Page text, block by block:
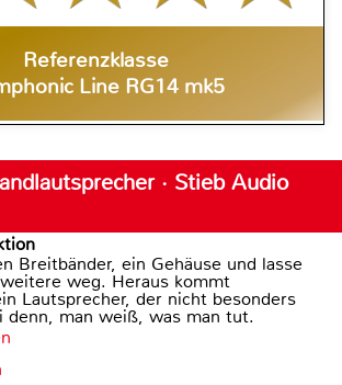
Referenzklasse
Line RG14 mk5
· Stieb Audio
Breitbänder, ein Gehäuse und lasse
weg. Heraus kommt
Lautsprecher, der nicht besonders
denn, man weiß, was man tut.